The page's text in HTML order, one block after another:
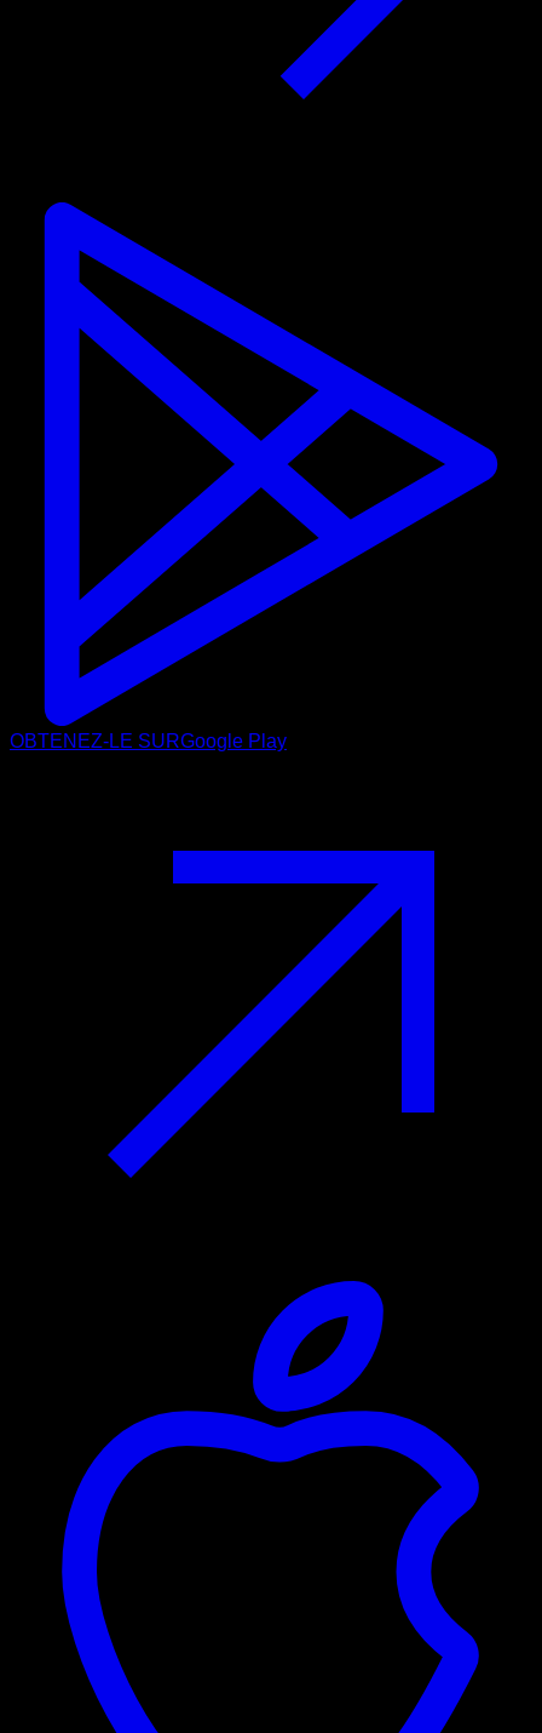
OBTENEZ-LE SURGoogle Play